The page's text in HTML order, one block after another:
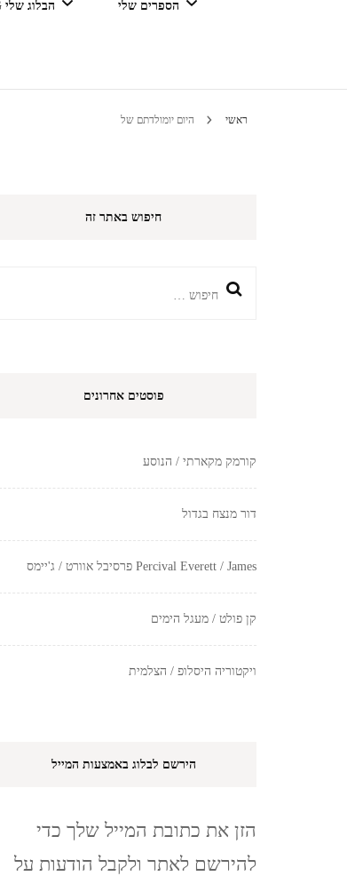
הספרים שלי הבלוג שלי MY BLOG
ראשי היום יומולדתם של
חיפוש באתר זה
חיפוש:
פוסטים אחרונים
קורמק מקארתי / הנוסע
דור מנצח בגדול
Percival Everett / James פרסיבל אוורט / ג'יימס
קן פולט / מעגל הימים
ויקטוריה היסלופ / הצלמית
הירשם לבלוג באמצעות המייל
הזן את כתובת המייל שלך כדי
להירשם לאתר ולקבל הודעות על